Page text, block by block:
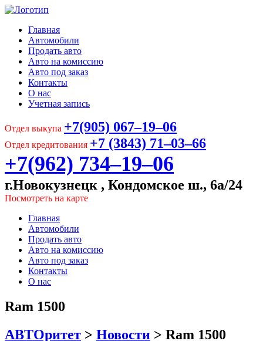
Главная
Автомобили
Продать авто
Авто на комиссию
Авто под заказ
Контакты
О нас
Учетная запись
Отдел выкупа +7(905) 067‒19‒06
Отдел кредитования +7 (3843) 71‒03‒66
+7(962) 734‒19‒06
г.Новокузнецк , Кондомское ш., 6а/24
Посмотреть на карте
Главная
Автомобили
Продать авто
Авто на комиссию
Авто под заказ
Контакты
О нас
Ram 1500
АВТОритет > Новости > Ram 1500